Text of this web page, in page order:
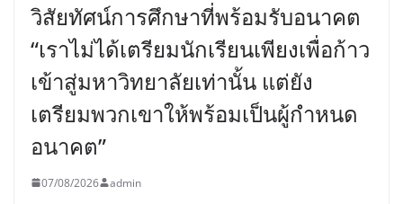
วิสัยทัศน์การศึกษาที่พร้อมรับอนาคต
“เราไม่ได้เตรียมนักเรียนเพียงเพื่อก้าว
เข้าสู่มหาวิทยาลัยเท่านั้น แต่ยัง
เตรียมพวกเขาให้พร้อมเป็นผู้กำหนด
อนาคต”
07/08/2026 admin